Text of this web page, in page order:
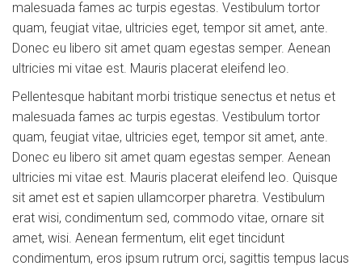
malesuada fames ac turpis egestas. Vestibulum tortor
quam, feugiat vitae, ultricies eget, tempor sit amet, ante.
Donec eu libero sit amet quam egestas semper. Aenean
ultricies mi vitae est. Mauris placerat eleifend leo.
Pellentesque habitant morbi tristique senectus et netus et
malesuada fames ac turpis egestas. Vestibulum tortor
quam, feugiat vitae, ultricies eget, tempor sit amet, ante.
Donec eu libero sit amet quam egestas semper. Aenean
ultricies mi vitae est. Mauris placerat eleifend leo. Quisque
sit amet est et sapien ullamcorper pharetra. Vestibulum
erat wisi, condimentum sed, commodo vitae, ornare sit
amet, wisi. Aenean fermentum, elit eget tincidunt
condimentum, eros ipsum rutrum orci, sagittis tempus lacus